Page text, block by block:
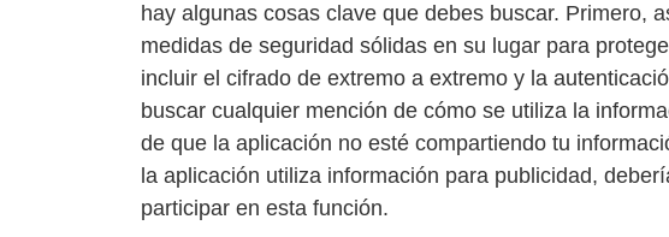
hay algunas cosas clave que debes buscar. Primero,
medidas de seguridad sólidas en su lugar para
incluir el cifrado de extremo a extremo y la
buscar cualquier mención de cómo se utiliza la
de que la aplicación no esté compartiendo tu
la aplicación utiliza información para publicidad,
participar en esta función.